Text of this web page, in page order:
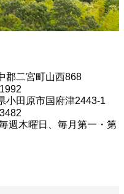
郡二宮町山西868
小田原市国府津2443-1
週木曜日、毎月第一・第